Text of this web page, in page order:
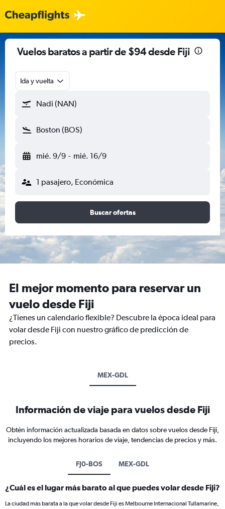
Vuelos baratos a partir de $94 desde Fiji
Ida y vuelta
Nadi (NAN)
Boston (BOS)
mié. 9/9 - mié. 16/9
1 pasajero, Económica
Buscar ofertas
El mejor momento para reservar un
vuelo desde Fiji
¿Tienes un calendario flexible? Descubre la época ideal para
volar desde Fiji con nuestro gráfico de predicción de
precios.
MEX-GDL
Información de viaje para vuelos desde Fiji
Obtén información actualizada basada en datos sobre vuelos desde Fiji,
incluyendo los mejores horarios de viaje, tendencias de precios y más.
FJ0-BOS MEX-GDL
¿Cuál es el lugar más barato al que puedes volar desde Fiji?
La ciudad más barata a la que volar desde Fiji es Melbourne Internacional Tullamarine,